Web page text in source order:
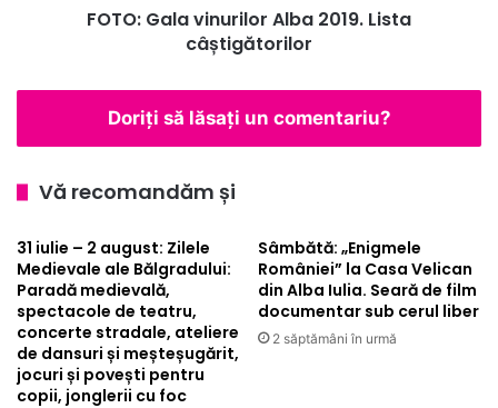
FOTO: Gala vinurilor Alba 2019. Lista
câștigătorilor
Doriți să lăsați un comentariu?
Vă recomandăm și
31 iulie – 2 august: Zilele
Medievale ale Bălgradului:
Paradă medievală,
spectacole de teatru,
concerte stradale, ateliere
de dansuri și meșteșugărit,
jocuri și povești pentru
copii, jonglerii cu foc
Sâmbătă: „Enigmele
României” la Casa Velican
din Alba Iulia. Seară de film
documentar sub cerul liber
2 săptămâni în urmă